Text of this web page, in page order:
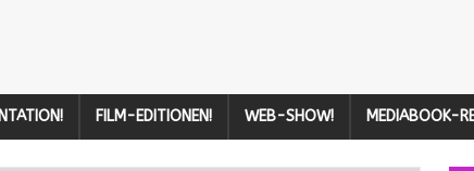
FILM-EDITIONEN! WEB-SHOW! MEDIABOOK-